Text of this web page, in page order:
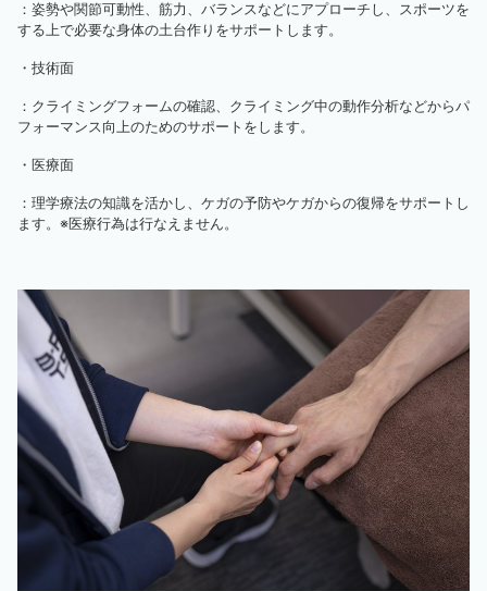
：姿勢や関節可動性、筋力、バランスなどにアプローチし、スポーツを
する上で必要な身体の土台作りをサポートします。
・技術面
：クライミングフォームの確認、クライミング中の動作分析などからパ
フォーマンス向上のためのサポートをします。
・医療面
：理学療法の知識を活かし、ケガの予防やケガからの復帰をサポートし
ます。※医療行為は行なえません。